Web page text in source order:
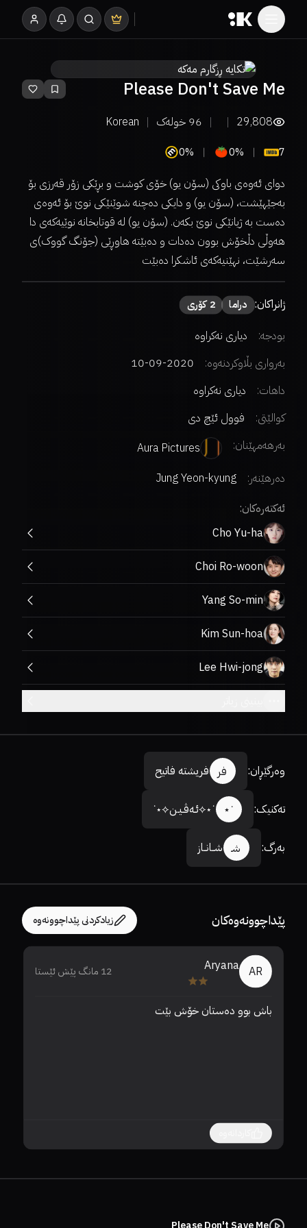
Please Don't Save Me
29,808
96 خولەک Korean
7
0%
0%
دوای ئەوەی باوکی (سۆن یو) خۆی کوشت و بڕێکی زۆر قەرزی بۆ
بەجێهێشت، (سۆن یو) و دایکی دەچنە شوێنێکی نوێ بۆ ئەوەی
دەست بە ژیانێکی نوێ بکەن. (سۆن یو) لە قوتابخانە نوێیەکەی دا
هەوڵی دڵخۆش بوون دەدات و دەبێتە هاوڕێی (جۆنگ گووک)ی
سەرشێت، نهێنیەکەی ئاشکرا دەبێت
ژانراکان: دراما 2 کۆری
بودجە:
دیاری نەکراوە
بەرواری بڵاوکردنەوە:
2020-09-10
داهات:
دیاری نەکراوە
کوالێتی:
فوول ئێچ دی
بەرهەمهێنان:
Aura Pictures
دەرهێنەر:
Jung Yeon-kyung
ئەکتەرەکان:
Cho Yu-ha
Choi Ro-woon
Yang So-min
Kim Sun-hoa
Lee Hwi-jong
وەرگێڕان: فر فریشتە فاتیح
تەکنیک:
˙⋆ ˙⋆⟡ئـەڤـیـن⟡⋆˙
بەرگ: شـ شــانــاز
پێداچوونەوەکان زیادکردنی پێداچوونەوە
AR
Aryana 12 مانگ پێش ئێستا
باش بوو دەستان خۆش بێت